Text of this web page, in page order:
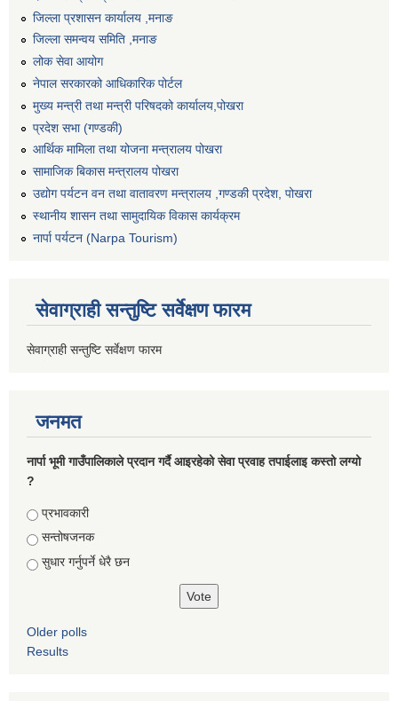
जिल्ला प्रशासन कार्यालय ,मनाङ
जिल्ला समन्वय समिति ,मनाङ
लोक सेवा आयोग
नेपाल सरकारको आधिकारिक पोर्टल
मुख्य मन्त्री तथा मन्त्री परिषदको कार्यालय,पोखरा
प्रदेश सभा (गण्डकी)
आर्थिक मामिला तथा योजना मन्त्रालय पोखरा
सामाजिक बिकास मन्त्रालय पोखरा
उद्योग पर्यटन वन तथा वातावरण मन्त्रालय ,गण्डकी प्रदेश, पोखरा
स्थानीय शासन तथा सामुदायिक विकास कार्यक्रम
नार्पा पर्यटन (Narpa Tourism)
सेवाग्राही सन्तुष्टि सर्वेक्षण फारम
सेवाग्राही सन्तुष्टि सर्वेक्षण फारम
जनमत
नार्पा भूमी गाउँपालिकाले प्रदान गर्दै आइरहेको सेवा प्रवाह तपाईलाइ कस्तो लग्यो
?
Choices
प्रभावकारी
सन्तोषजनक
सुधार गर्नुपर्ने धेरै छन
Older polls
Results